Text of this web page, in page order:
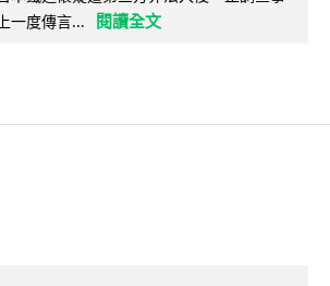
一度傳言...
閱讀全文